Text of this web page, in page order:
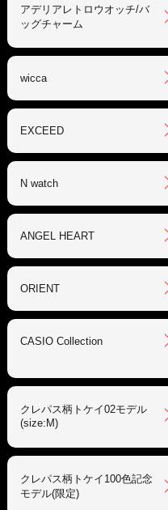
アデリアレトロウオッチ/バ
ッグチャーム
wicca
EXCEED
N watch
ANGEL HEART
ORIENT
CASIO Collection
クレパス柄トケイ02モデル
(size:M)
クレパス柄トケイ100色記念
モデル(限定)